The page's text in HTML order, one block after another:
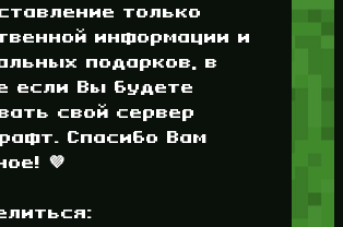
только
информации и
подарков, в
если Вы будете
свой сервер
Спасибо Вам
💜